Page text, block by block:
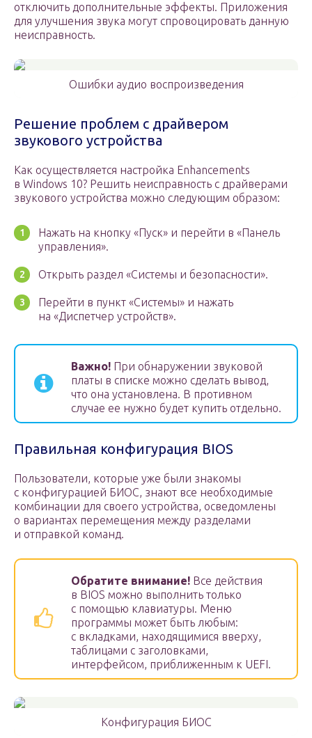
отключить дополнительные эффекты. Приложения
для улучшения звука могут спровоцировать данную
неисправность.
Ошибки аудио воспроизведения
Решение проблем с драйвером
звукового устройства
Как осуществляется настройка Enhancements
в Windows 10? Решить неисправность с драйверами
звукового устройства можно следующим образом:
Нажать на кнопку «Пуск» и перейти в «Панель
управления».
Открыть раздел «Системы и безопасности».
Перейти в пункт «Системы» и нажать
на «Диспетчер устройств».
Важно! При обнаружении звуковой
платы в списке можно сделать вывод,
что она установлена. В противном
случае ее нужно будет купить отдельно.
Правильная конфигурация BIOS
Пользователи, которые уже были знакомы
с конфигурацией БИОС, знают все необходимые
комбинации для своего устройства, осведомлены
о вариантах перемещения между разделами
и отправкой команд.
Обратите внимание! Все действия
в BIOS можно выполнить только
с помощью клавиатуры. Меню
программы может быть любым:
с вкладками, находящимися вверху,
таблицами с заголовками,
интерфейсом, приближенным к UEFI.
Конфигурация БИОС